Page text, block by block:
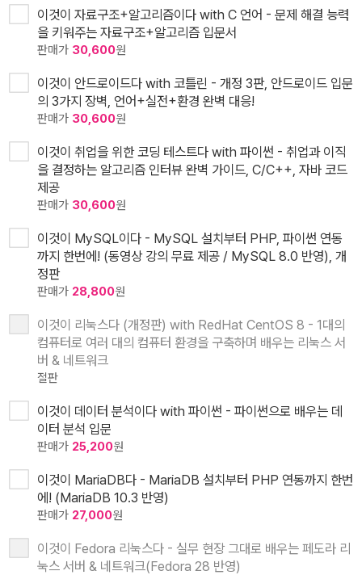
이것이 자료구조+알고리즘이다 with C 언어 - 문제 해결 능력
을 키워주는 자료구조+알고리즘 입문서
판매가 30,600원
이것이 안드로이드다 with 코틀린 - 개정 3판, 안드로이드 입문
의 3가지 장벽, 언어+실전+환경 완벽 대응!
판매가 30,600원
이것이 취업을 위한 코딩 테스트다 with 파이썬 - 취업과 이직
을 결정하는 알고리즘 인터뷰 완벽 가이드, C/C++, 자바 코드
제공
판매가 30,600원
이것이 MySQL이다 - MySQL 설치부터 PHP, 파이썬 연동
까지 한번에! (동영상 강의 무료 제공 / MySQL 8.0 반영), 개
정판
판매가 28,800원
이것이 리눅스다 (개정판) with RedHat CentOS 8 - 1대의
컴퓨터로 여러 대의 컴퓨터 환경을 구축하며 배우는 리눅스 서
버 & 네트워크
절판
이것이 데이터 분석이다 with 파이썬 - 파이썬으로 배우는 데
이터 분석 입문
판매가 25,200원
이것이 MariaDB다 - MariaDB 설치부터 PHP 연동까지 한번
에! (MariaDB 10.3 반영)
판매가 27,000원
이것이 Fedora 리눅스다 - 실무 현장 그대로 배우는 페도라 리
눅스 서버 & 네트워크(Fedora 28 반영)